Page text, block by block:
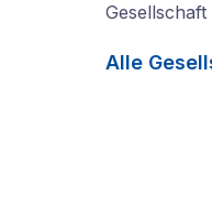
Alle